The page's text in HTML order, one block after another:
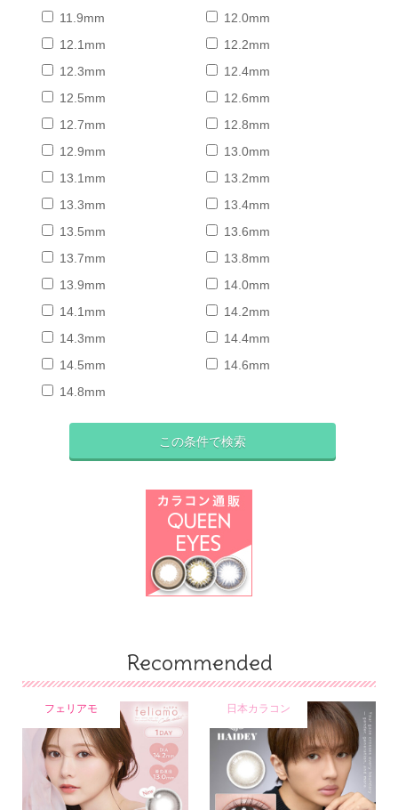
11.9mm
12.0mm
12.1mm
12.2mm
12.3mm
12.4mm
12.5mm
12.6mm
12.7mm
12.8mm
12.9mm
13.0mm
13.1mm
13.2mm
13.3mm
13.4mm
13.5mm
13.6mm
13.7mm
13.8mm
13.9mm
14.0mm
14.1mm
14.2mm
14.3mm
14.4mm
14.5mm
14.6mm
14.8mm
Recommended
フェリアモ 日本カラコン